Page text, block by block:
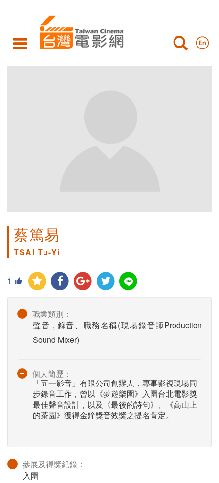
蔡篤易
TSAI Tu-Yi
1
職業類別：
聲音 , 錄音、職務名稱(現場錄音師Production
Sound Mixer)
個人簡歷：
「五一影音」有限公司創辦人，專事影視現場同
步錄音工作，曾以《夢遊樂園》入圍台北電影獎
最佳聲音設計，以及《最後的詩句》、《高山上
的茶園》獲得金鐘獎音效獎之提名肯定。
參展及得獎紀錄：
入圍